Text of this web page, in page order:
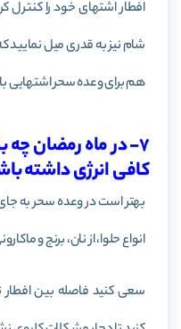
افطار اشتهای خود را
شام نیز به قدری میل نمایید
هم برای وعده سحر اشتهایی
7- در ماه رمضان چه
کافی انرژی داشته
بهتر است در وعده سحر به
انواع حلوا، از نان، برنج و
سعی کنید فاصله بین